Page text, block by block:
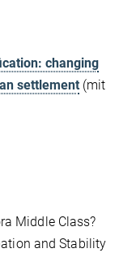
changing
settlement (mit
Middle Class?
and Stability